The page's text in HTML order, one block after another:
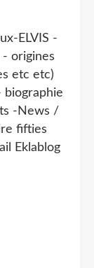
ELVIS -
- origines
etc etc)
biographie
-News /
fifties
Eklablog